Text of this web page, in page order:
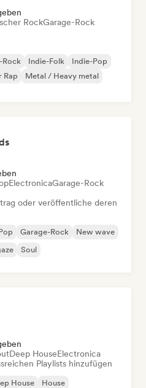
RockGarage-Rock
Rock Indie-Folk
Indie-Pop
Rap
Metal / Heavy metal
ElectronicaGarage-Rock
oder veröffentliche deren
Garage-Rock
New wave
Soul
Deep HouseElectronica
Playlists hinzufügen
House
House